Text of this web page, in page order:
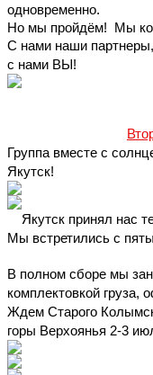
одновременно.
Но мы пройдём!  Мы
С нами наши партнеры,
с нами ВЫ!
Группа вместе с
Якутск!
Якутск принял нас
Мы встретились с
В полном сборе мы
комплектовкой груза,
Ждем Старого
горы Верхоянья 2-3